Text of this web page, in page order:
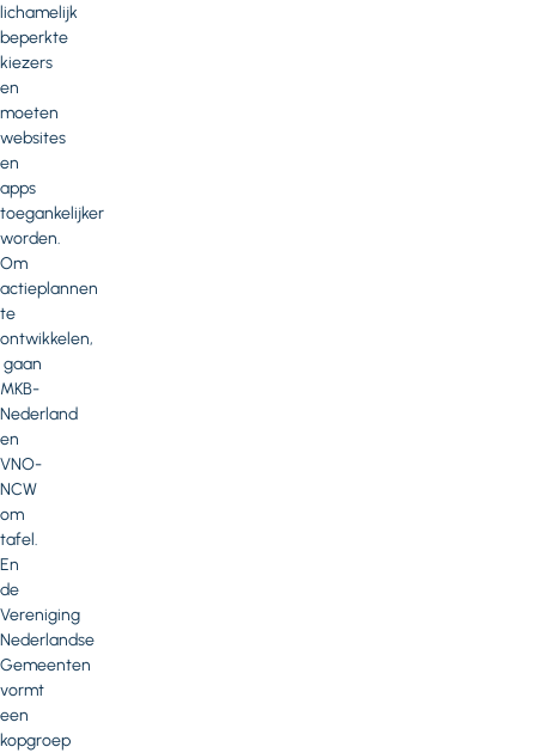
lichamelijk
beperkte
kiezers
en
moeten
websites
en
apps
toegankelijker
worden.
Om
actieplannen
te
ontwikkelen,
gaan
MKB-
Nederland
en
VNO-
NCW
om
tafel.
En
de
Vereniging
Nederlandse
Gemeenten
vormt
een
kopgroep